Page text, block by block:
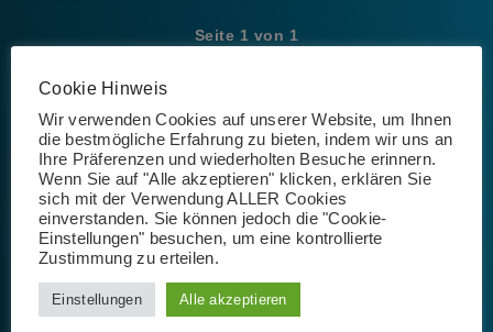
Seite 1 von 1
Schlagwörter
365 AI App
Azure cloud CoPilot
Cookie Hinweis
Wir verwenden Cookies auf unserer Website, um Ihnen
die bestmögliche Erfahrung zu bieten, indem wir uns an
Ihre Präferenzen und wiederholten Besuche erinnern.
Wenn Sie auf "Alle akzeptieren" klicken, erklären Sie
sich mit der Verwendung ALLER Cookies
einverstanden. Sie können jedoch die "Cookie-
Einstellungen" besuchen, um eine kontrollierte
Zustimmung zu erteilen.
Einstellungen Alle akzeptieren